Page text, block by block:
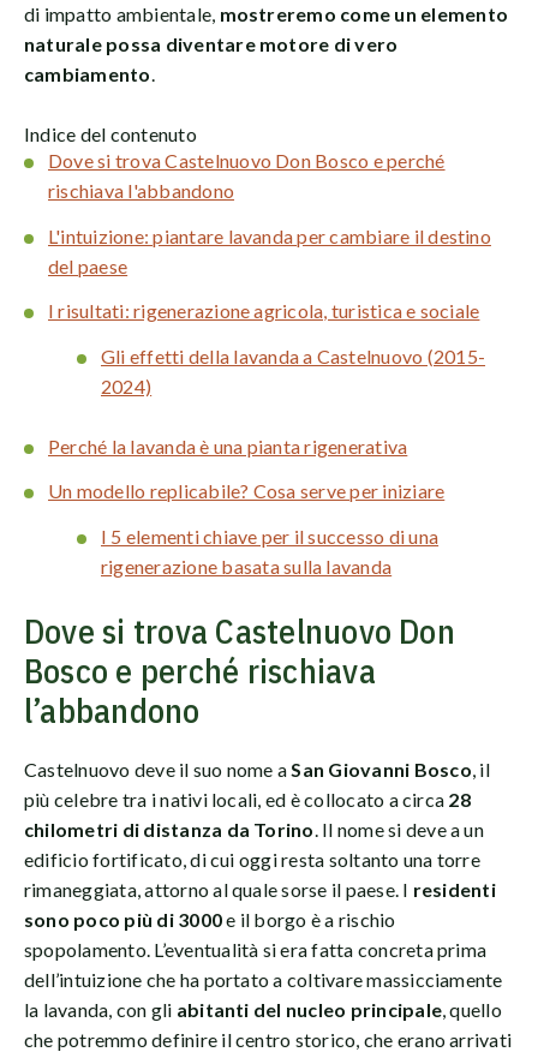
di impatto ambientale, mostreremo come un elemento
naturale possa diventare motore di vero
cambiamento
Indice del contenuto
Dove si trova Castelnuovo Don Bosco e perché
rischiava l'abbandono
L'intuizione: piantare lavanda per cambiare il destino
del paese
I risultati: rigenerazione agricola, turistica e sociale
Gli effetti della lavanda a Castelnuovo (2015-
2024)
Perché la lavanda è una pianta rigenerativa
Un modello replicabile? Cosa serve per iniziare
I 5 elementi chiave per il successo di una
rigenerazione basata sulla lavanda
Dove si trova Castelnuovo Don
Bosco e perché rischiava
l’abbandono
Castelnuovo deve il suo nome a San Giovanni Bosco , il
più celebre tra i nativi locali, ed è collocato a circa 28
chilometri di distanza da Torino . Il nome si deve a un
edificio fortificato, di cui oggi resta soltanto una torre
rimaneggiata, attorno al quale sorse il paese. I residenti
sono poco più di 3000e il borgo è a rischio
spopolamento. L’eventualità si era fatta concreta prima
dell’intuizione che ha portato a coltivare massicciamente
la lavanda, con gli abitanti del nucleo principale , quello
che potremmo definire il centro storico, che erano arrivati